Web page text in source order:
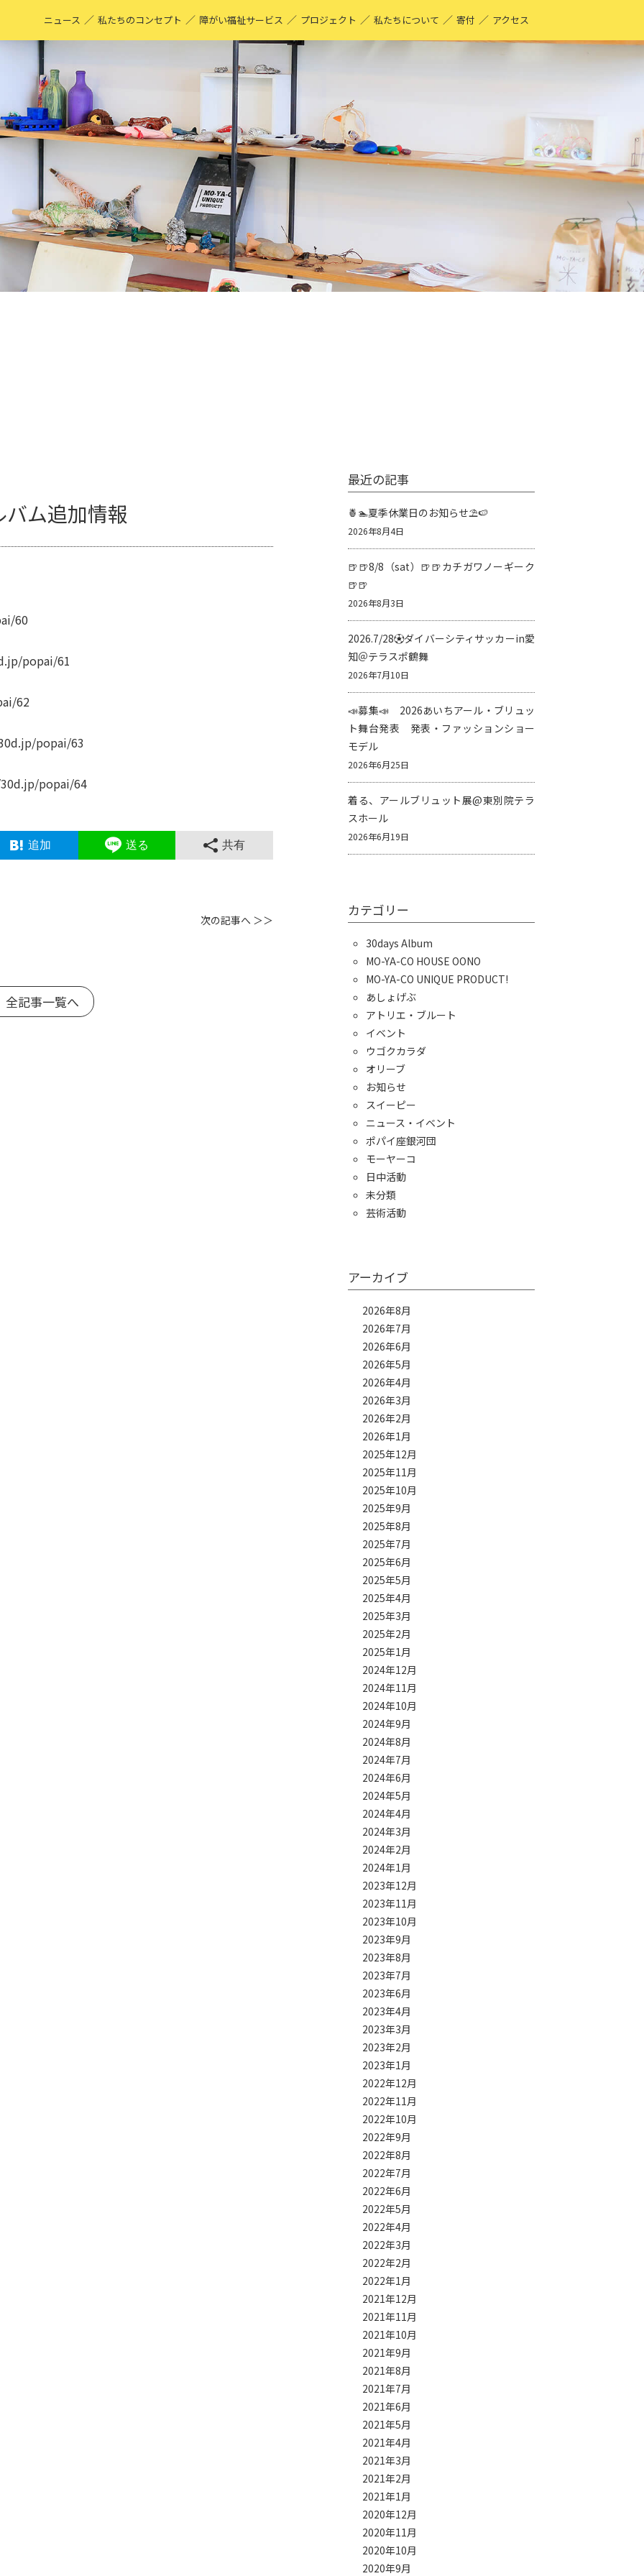
ニュース ／ 私たちのコンセプト ／ 障がい福祉サービス ／ プロジェクト
MO-YA-CO UNIQUE PRODUCT！
アーティストページ
MO-YA-CO キフ
／ 私たちについて ／ 寄付 ／ アクセス
ム追加情報
60
popai/61
62
popai/63
popai/64
追加 送る 共有
次の記事へ ＞＞
記事一覧へ
最近の記事
🍍🏊夏季休業日のお知らせ⛱️🍉
2026年8月4日
🍺🍺8/8（sat）🍺🍺カチガワノーギーク
🍺🍺
2026年8月3日
2026.7/28⚽️ダイバーシティサッカーin愛
知＠テラスポ鶴舞
2026年7月10日
📣募集📣 2026あいちアール・ブリュッ
ト舞台発表 発表・ファッションショー
モデル
2026年6月25日
着る、アールブリュット展@東別院テラ
スホール
2026年6月19日
カテゴリー
30days Album
MO-YA-CO HOUSE OONO
MO-YA-CO UNIQUE PRODUCT!
あしょげぶ
アトリエ・ブルート
イベント
ウゴクカラダ
オリーブ
お知らせ
スイーピー
ニュース・イベント
ポパイ座銀河団
モーヤーコ
日中活動
未分類
芸術活動
アーカイブ
2026年8月
2026年7月
2026年6月
2026年5月
2026年4月
2026年3月
2026年2月
2026年1月
2025年12月
2025年11月
2025年10月
2025年9月
2025年8月
2025年7月
2025年6月
2025年5月
2025年4月
2025年3月
2025年2月
2025年1月
2024年12月
2024年11月
2024年10月
2024年9月
2024年8月
2024年7月
2024年6月
2024年5月
2024年4月
2024年3月
2024年2月
2024年1月
2023年12月
2023年11月
2023年10月
2023年9月
2023年8月
2023年7月
2023年6月
2023年4月
2023年3月
2023年2月
2023年1月
2022年12月
2022年11月
2022年10月
2022年9月
2022年8月
2022年7月
2022年6月
2022年5月
2022年4月
2022年3月
2022年2月
2022年1月
2021年12月
2021年11月
2021年10月
2021年9月
2021年8月
2021年7月
2021年6月
2021年5月
2021年4月
2021年3月
2021年2月
2021年1月
2020年12月
2020年11月
2020年10月
2020年9月